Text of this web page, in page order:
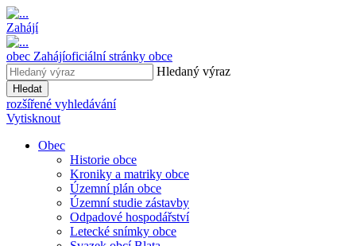
Zahájí
obec Zahájíoficiální stránky obce
Hledaný výraz
Hledat
rozšířené vyhledávání
Vytisknout
Obec
Historie obce
Kroniky a matriky obce
Územní plán obce
Územní studie zástavby
Odpadové hospodářství
Letecké snímky obce